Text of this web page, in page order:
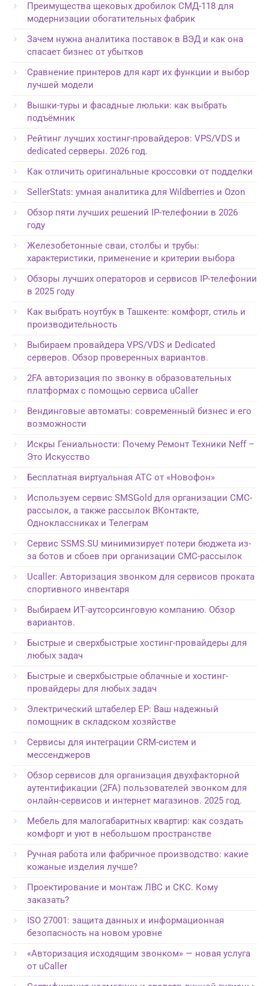
Преимущества щековых дробилок СМД-118 для
модернизации обогатительных фабрик
Зачем нужна аналитика поставок в ВЭД и как она
спасает бизнес от убытков
Сравнение принтеров для карт их функции и выбор
лучшей модели
Вышки-туры и фасадные люльки: как выбрать
подъёмник
Рейтинг лучших хостинг-провайдеров: VPS/VDS и
dedicated серверы. 2026 год.
Как отличить оригинальные кроссовки от подделки
SellerStats: умная аналитика для Wildberries и Ozon
Обзор пяти лучших решений IP-телефонии в 2026
году
Железобетонные сваи, столбы и трубы:
характеристики, применение и критерии выбора
Обзоры лучших операторов и сервисов IP-телефонии
в 2025 году
Как выбрать ноутбук в Ташкенте: комфорт, стиль и
производительность
Выбираем провайдера VPS/VDS и Dedicated
серверов. Обзор проверенных вариантов.
2FA авторизация по звонку в образовательных
платформах с помощью сервиса uCaller
Вендинговые автоматы: современный бизнес и его
возможности
Искры Гениальности: Почему Ремонт Техники Neff –
Это Искусство
Бесплатная виртуальная АТС от «Новофон»
Используем сервис SMSGold для организации СМС-
рассылок, а также рассылок ВКонтакте,
Одноклассниках и Телеграм
Сервис SSMS.SU минимизирует потери бюджета из-
за ботов и сбоев при организации СМС-рассылок
Ucaller: Авторизация звонком для сервисов проката
спортивного инвентаря
Выбираем ИТ-аутсорсинговую компанию. Обзор
вариантов.
Быстрые и сверхбыстрые хостинг-провайдеры для
любых задач
Быстрые и сверхбыстрые облачные и хостинг-
провайдеры для любых задач
Электрический штабелер EP: Ваш надежный
помощник в складском хозяйстве
Сервисы для интеграции CRM-систем и
мессенджеров
Обзор сервисов для организация двухфакторной
аутентификации (2FA) пользователей звонком для
онлайн-сервисов и интернет магазинов. 2025 год.
Мебель для малогабаритных квартир: как создать
комфорт и уют в небольшом пространстве
Ручная работа или фабричное производство: какие
кожаные изделия лучше?
Проектирование и монтаж ЛВС и СКС. Кому
заказать?
ISO 27001: защита данных и информационная
безопасность на новом уровне
«Авторизация исходящим звонком» — новая услуга
от uCaller